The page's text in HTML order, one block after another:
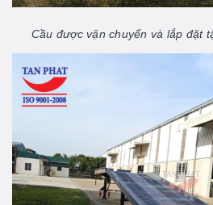
Cầu được vận chuyển và lắp đặt